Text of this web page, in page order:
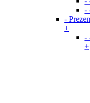
-
-
+
-
+